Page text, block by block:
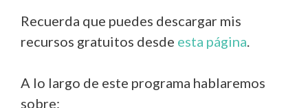
Recuerda que puedes descargar mis
recursos gratuitos desde esta página.
A lo largo de este programa hablaremos
sobre: